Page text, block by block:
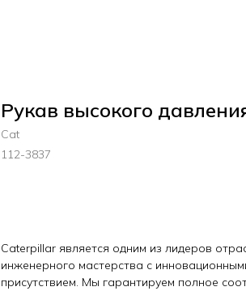
Рукав высокого
Cat
112-3837
Caterpillar является одним из лидеров
инженерного мастерства с
присутствием. Мы гарантируем полное